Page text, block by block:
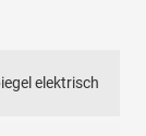
elektrisch